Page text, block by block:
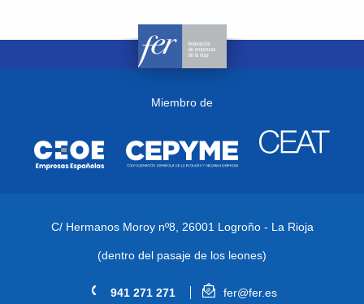
Miembro de
C/ Hermanos Moroy nº8, 26001 Logroño - La Rioja
(dentro del pasaje de los leones)
941 271 271 fer@fer.es